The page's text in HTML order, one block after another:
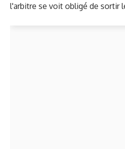
l'arbitre se voit obligé de sortir